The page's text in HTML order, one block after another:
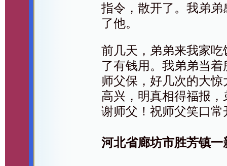
指令，散开了。我弟
了他。
前几天，弟弟来我家
了有钱用。我弟弟当
师父保，好几次的大
高兴，明真相得福报
谢师父！祝师父笑口
河北省廊坊市胜芳镇一